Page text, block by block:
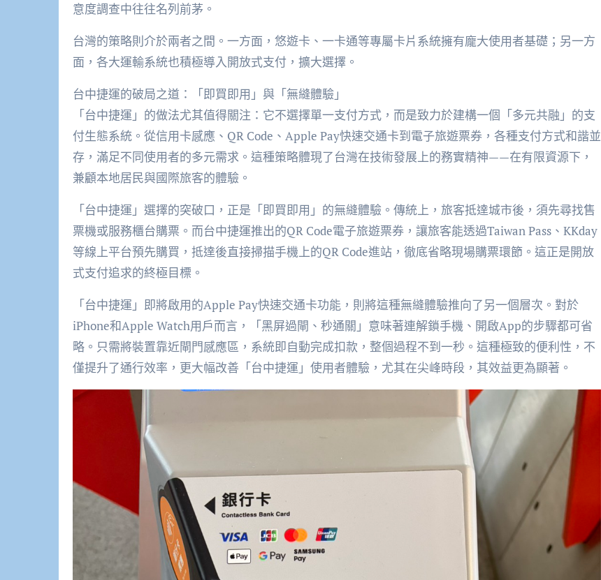
意度調查中往往名列前茅。
台灣的策略則介於兩者之間。一方面，悠遊卡、一卡通等專屬卡片系統擁有龐大使用者基礎；另一方
面，各大運輸系統也積極導入開放式支付，擴大選擇。
台中捷運的破局之道：「即買即用」與「無縫體驗」
「台中捷運」的做法尤其值得關注：它不選擇單一支付方式，而是致力於建構一個「多元共融」的支
付生態系統。從信用卡感應、QR Code、Apple Pay快速交通卡到電子旅遊票券，各種支付方式和諧並
存，滿足不同使用者的多元需求。這種策略體現了台灣在技術發展上的務實精神——在有限資源下，
兼顧本地居民與國際旅客的體驗。
「台中捷運」選擇的突破口，正是「即買即用」的無縫體驗。傳統上，旅客抵達城市後，須先尋找售
票機或服務櫃台購票。而台中捷運推出的QR Code電子旅遊票券，讓旅客能透過Taiwan Pass、KKday
等線上平台預先購買，抵達後直接掃描手機上的QR Code進站，徹底省略現場購票環節。這正是開放
式支付追求的終極目標。
「台中捷運」即將啟用的Apple Pay快速交通卡功能，則將這種無縫體驗推向了另一個層次。對於
iPhone和Apple Watch用戶而言，「黑屏過閘、秒通關」意味著連解鎖手機、開啟App的步驟都可省
略。只需將裝置靠近閘門感應區，系統即自動完成扣款，整個過程不到一秒。這種極致的便利性，不
僅提升了通行效率，更大幅改善「台中捷運」使用者體驗，尤其在尖峰時段，其效益更為顯著。